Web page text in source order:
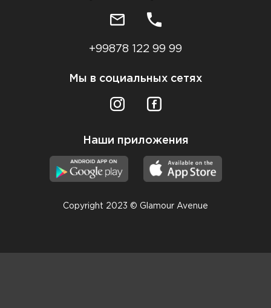
+99878 122 99 99
Мы в социальных сетях
Наши приложения
Copyright 2023 © Glamour Avenue